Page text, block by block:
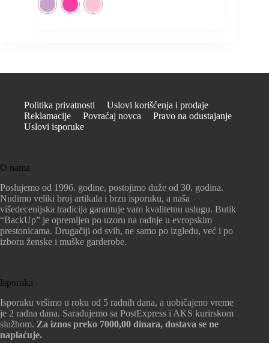
Politika privatnosti
Uslovi korišćenja i prodaje
Reklamacije
Povraćaj novca
Pravo na odustajanje
Uslovi isporuke
O nama
Poslujemo od 1996. godine, postojimo duže od 30. godina.
Nudimo veliki broj artikala i brzu isporuku, a naša
višedecenijska tradicija garantuje vam kvalitetnu uslugu. Butik
“BackUp” je opremljen po uzoru na radnje u evropskim
prestonicama. Drugačiji od svih, ne samo po izgledu, već i po
izboru ženske i muške garderobe.
Isporuka
Isporuku vršimo u roku od 5 radnih dana, a uobičajeno vreme
je 2 radna dana. Sarađujemo sa PostExpress i AKS kurirskom
službom. Za iznos preko 7000,00 dinara, dostava se ne
naplaćuje.